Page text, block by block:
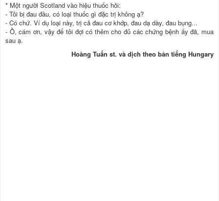
* Một người Scotland vào hiệu thuốc hỏi:
- Tôi bị đau đầu, có loại thuốc gì đặc trị không ạ?
- Có chứ. Ví dụ loại này, trị cả đau cơ khớp, đau dạ dày, đau bụng...
- Ồ, cám ơn, vậy để tôi đợi có thêm cho đủ các chứng bệnh ấy đã, mua
sau ạ.
Hoàng Tuấn st. và dịch theo bản tiếng Hungary